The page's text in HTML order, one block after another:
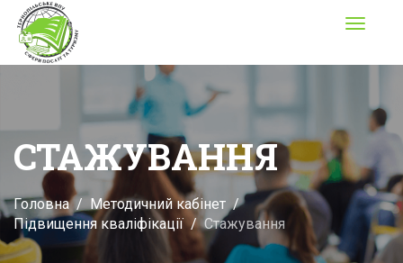
Toggle
СТАЖУВАННЯ
Головна
Методичний кабінет
Підвищення кваліфікації
Стажування